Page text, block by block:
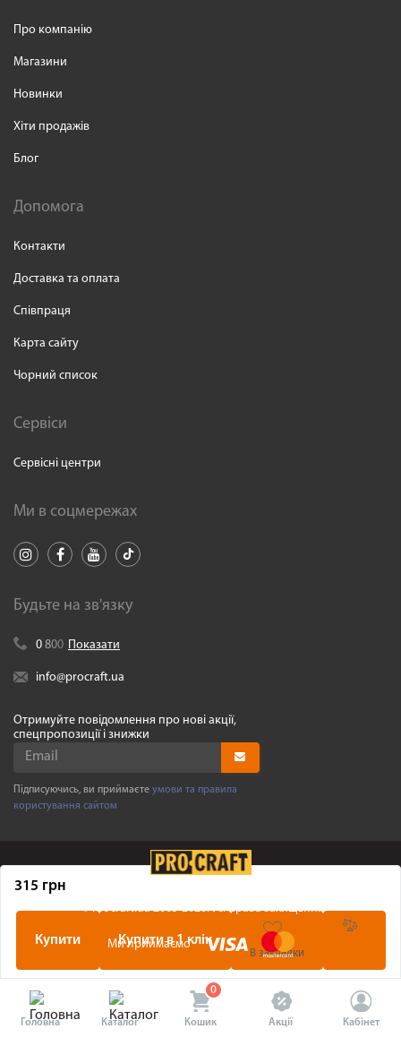
315 грн
Купити Купити в 1 клік
В закладки
Про компанію
Магазини
Новинки
Хіти продажів
Блог
Допомога
Контакти
Доставка та оплата
Співпраця
Карта сайту
Чорний список
Сервіси
Сервісні центри
Ми в соцмережах
Будьте на зв'язку
0 800 Показати
info@procraft.ua
Отримуйте повідомлення про нові акції,
спецпропозиції і знижки
Підписуючись, ви приймаєте умови та правила
користування сайтом
©Procraft.ua2005-2026. Усі права захищенні
Ми приймаємо
Головна Каталог
0
Кошик Акції Кабінет